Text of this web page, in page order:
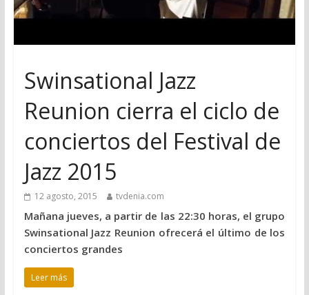
Swinsational Jazz
Reunion cierra el ciclo de
conciertos del Festival de
Jazz 2015
12 agosto, 2015 tvdenia.com
Mañana jueves, a partir de las 22:30 horas, el grupo
Swinsational Jazz Reunion ofrecerá el último de los
conciertos grandes
Leer más